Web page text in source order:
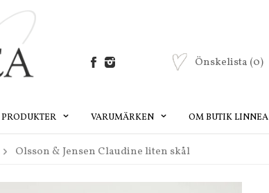
Önskelista (0)
PRODUKTER VARUMÄRKEN OM BUTIK LINNEA
Olsson & Jensen Claudine liten skål